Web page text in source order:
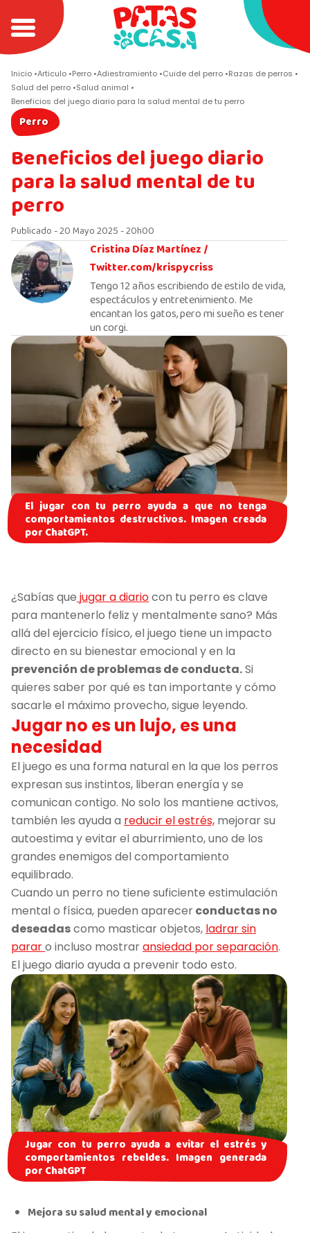
Inicio Articulo Perro Adiestramiento Cuide del perro Razas de perros
Salud del perro Salud animal
Beneficios del juego diario para la salud mental de tu perro
Perro
Beneficios del juego diario
para la salud mental de tu
perro
Publicado - 20 Mayo 2025 - 20h00
Cristina Díaz Martínez /
Twitter.com/krispycriss
Tengo 12 años escribiendo de estilo de vida,
espectáculos y entretenimiento. Me
encantan los gatos, pero mi sueño es tener
un corgi.
El jugar con tu perro ayuda a que no tenga
comportamientos destructivos. Imagen creada
por ChatGPT.
¿Sabías que jugar a diariocon tu perro es clave
para mantenerlo feliz y mentalmente sano? Más
allá del ejercicio físico, el juego tiene un impacto
directo en su bienestar emocional y en la
prevención de problemas de conducta.Si
quieres saber por qué es tan importante y cómo
sacarle el máximo provecho, sigue leyendo.
Jugar no es un lujo, es una
necesidad
El juego es una forma natural en la que los perros
expresan sus instintos, liberan energía y se
comunican contigo. No solo los mantiene activos,
también les ayuda a reducir el estrés, mejorar su
autoestima y evitar el aburrimiento, uno de los
grandes enemigos del comportamiento
equilibrado.
Cuando un perro no tiene suficiente estimulación
mental o física, pueden aparecerconductas no
deseadascomo masticar objetos, ladrar sin
pararo incluso mostraransiedad por separación.
El juego diario ayuda a prevenir todo esto.
Jugar con tu perro ayuda a evitar el estrés y
comportamientos rebeldes. Imagen generada
por ChatGPT
Mejora su salud mental y emocional